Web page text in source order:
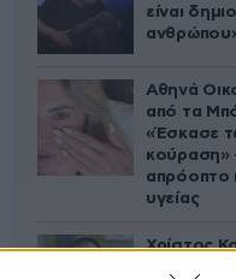
είναι
Αθηνά
από τα
«Έσκασε
κούραση»
απρόοπτο
υγείας
Χρίστος
αυστηρή